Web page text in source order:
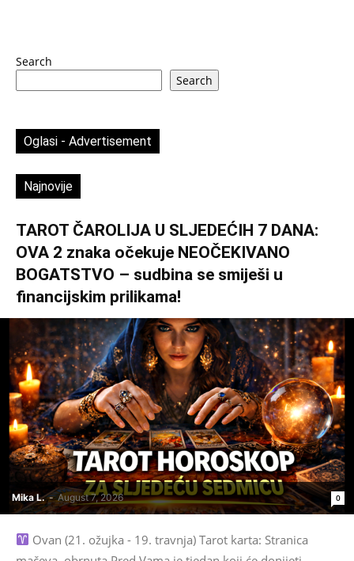
Search
Search
Oglasi - Advertisement
Najnovije
TAROT ČAROLIJA U SLJEDEĆIH 7 DANA:
OVA 2 znaka očekuje NEOČEKIVANO
BOGATSTVO – sudbina se smiješi u
financijskim prilikama!
Mika L. - August 7, 2026 0
Ovan (21. ožujka - 19. travnja) Tarot karta: Stranica